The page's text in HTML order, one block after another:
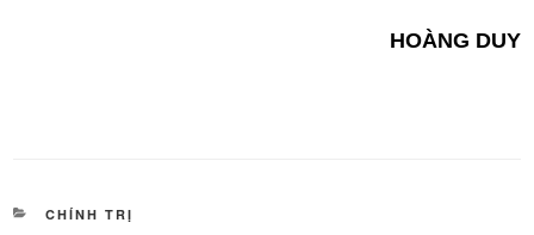
HOÀNG DUY
DANH
CHÍNH TRỊ